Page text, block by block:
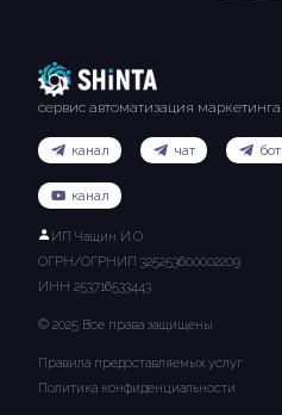
сервис автоматизация маркетинга
канал чат бот
канал
ИП Чащин И.О
ОГРН/ОГРНИП 325253600002209
ИНН 253716533443
© 2025 Все права защищены
Правила предоставляемых услуг
Политика конфиденциальности